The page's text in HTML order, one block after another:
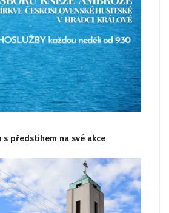
s předstihem na své akce